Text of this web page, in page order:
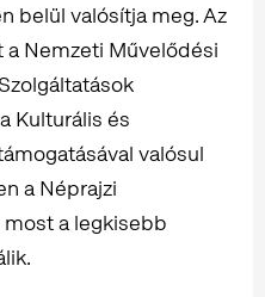
belül valósítja meg. Az
Nemzeti Művelődési
Kulturális és
valósul
a Néprajzi
a legkisebb